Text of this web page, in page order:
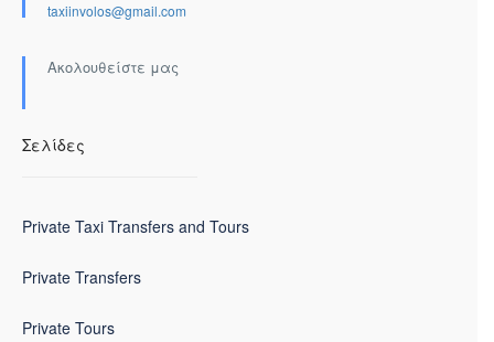
taxiinvolos@gmail.com
Ακολουθείστε μας
Σελίδες
Private Taxi Transfers and Tours
Private Transfers
Private Tours